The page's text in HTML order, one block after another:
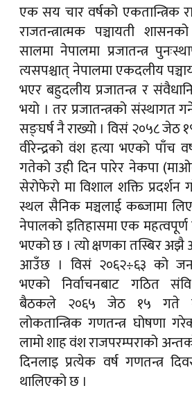
एक सय चार वर्षको एकतान्त्रिक
राजतन्त्रात्मक पञ्चायती
सालमा नेपालमा प्रजातन्त्र
त्यसपश्चात् नेपालमा एकदलीय
भएर बहुदलीय प्रजातन्त्र र
भयो । तर प्रजातन्त्रको संस्थागत
सङ्घर्ष नै राख्यो । विसं २०५८ जेठ
वीरेन्द्रको वंश हत्या भएको पाँच
गतेको उही दिन पारेर नेकपा
सेरोफेरो मा विशाल शक्ति प्रदर्शन
स्थल सैनिक मञ्चलाई कब्जामा
नेपालको इतिहासमा एक
भएको छ । त्यो क्षणका तस्बिर
आउँछ । विसं २०६२÷६३ को
भएको निर्वाचनबाट गठित
बैठकले २०६५ जेठ १५ गते
लोकतान्त्रिक गणतन्त्र घोषणा
लामो शाह वंश राजपरम्पराको
दिनलाइ प्रत्येक वर्ष गणतन्त्र
थालिएको छ ।